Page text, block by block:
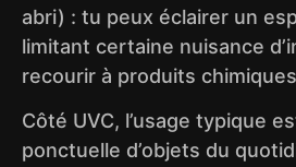
abri) : tu peux éclairer un
limitant certaine nuisance
recourir à produits
Côté UVC, l’usage typique
ponctuelle d’objets du